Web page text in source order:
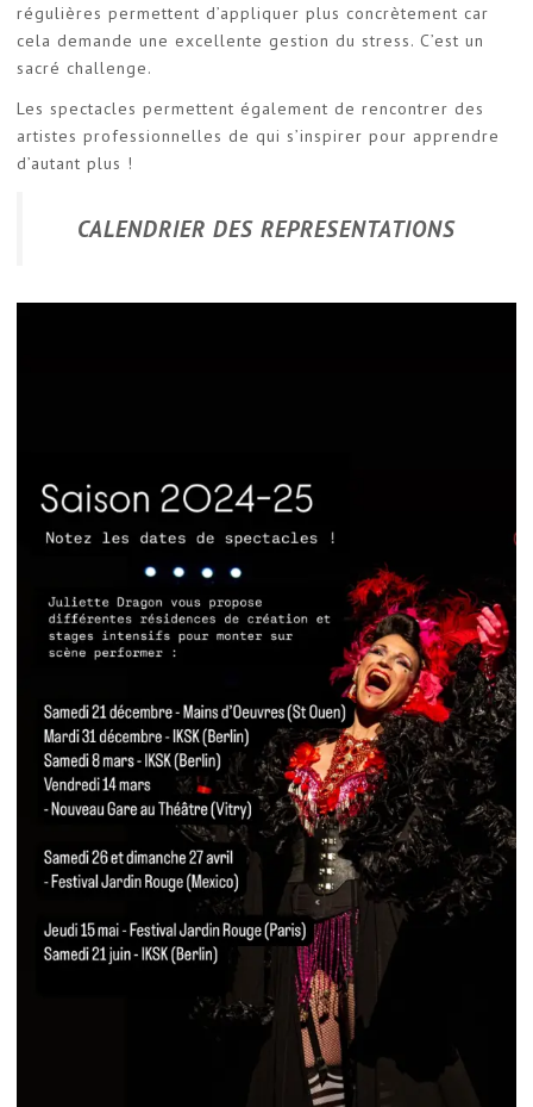
régulières permettent d’appliquer plus concrètement car
cela demande une excellente gestion du stress. C’est un
sacré challenge.
Les spectacles permettent également de rencontrer des
artistes professionnelles de qui s’inspirer pour apprendre
d’autant plus !
CALENDRIER DES REPRESENTATIONS